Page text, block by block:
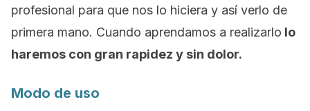
profesional para que nos lo hiciera y así verlo de
primera mano. Cuando aprendamos a realizarlo lo
haremos con gran rapidez y sin dolor.
Modo de uso